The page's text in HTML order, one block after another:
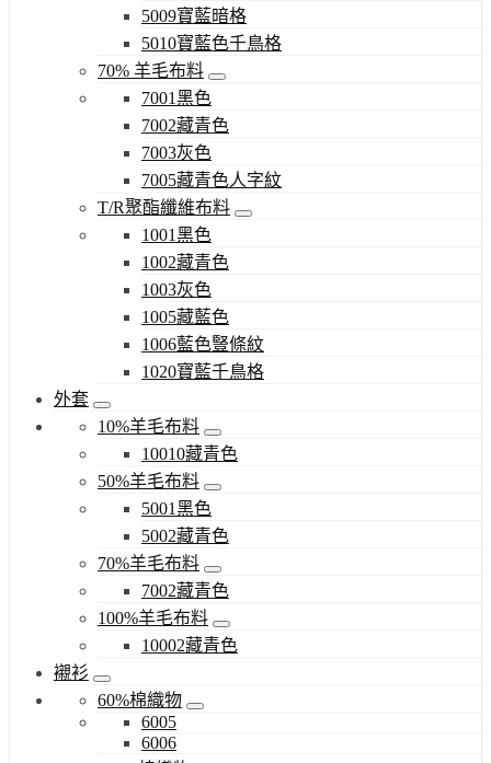
5009寶藍暗格
5010寶藍色千鳥格
70% 羊毛布料
7001黑色
7002藏青色
7003灰色
7005藏青色人字紋
T/R聚酯纖維布料
1001黑色
1002藏青色
1003灰色
1005藏藍色
1006藍色豎條紋
1020寶藍千鳥格
外套
10%羊毛布料
10010藏青色
50%羊毛布料
5001黑色
5002藏青色
70%羊毛布料
7002藏青色
100%羊毛布料
10002藏青色
襯衫
60%棉織物
6005
6006